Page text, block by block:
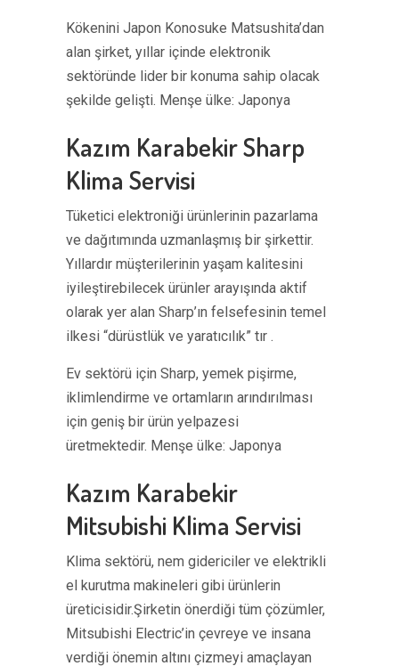
Kökenini Japon Konosuke Matsushita’dan
alan şirket, yıllar içinde elektronik
sektöründe lider bir konuma sahip olacak
şekilde gelişti. Menşe ülke: Japonya
Kazım Karabekir Sharp
Klima Servisi
Tüketici elektroniği ürünlerinin pazarlama
ve dağıtımında uzmanlaşmış bir şirkettir.
Yıllardır müşterilerinin yaşam kalitesini
iyileştirebilecek ürünler arayışında aktif
olarak yer alan Sharp’ın felsefesinin temel
ilkesi “dürüstlük ve yaratıcılık” tır .
Ev sektörü için Sharp, yemek pişirme,
iklimlendirme ve ortamların arındırılması
için geniş bir ürün yelpazesi
üretmektedir. Menşe ülke: Japonya
Kazım Karabekir
Mitsubishi Klima Servisi
Klima sektörü, nem gidericiler ve elektrikli
el kurutma makineleri gibi ürünlerin
üreticisidir.Şirketin önerdiği tüm çözümler,
Mitsubishi Electric’in çevreye ve insana
verdiği önemin altını çizmeyi amaçlayan